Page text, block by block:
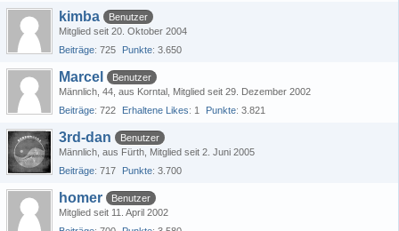
kimba
Benutzer
Mitglied seit 20. Oktober 2004
Beiträge 725 Punkte 3.650
Marcel
Benutzer
Männlich 44 aus Korntal Mitglied seit 29. Dezember 2002
Beiträge 722 Erhaltene Likes 1 Punkte 3.821
3rd-dan
Benutzer
Männlich aus Fürth Mitglied seit 2. Juni 2005
Beiträge 717 Punkte 3.700
homer
Benutzer
Mitglied seit 11. April 2002